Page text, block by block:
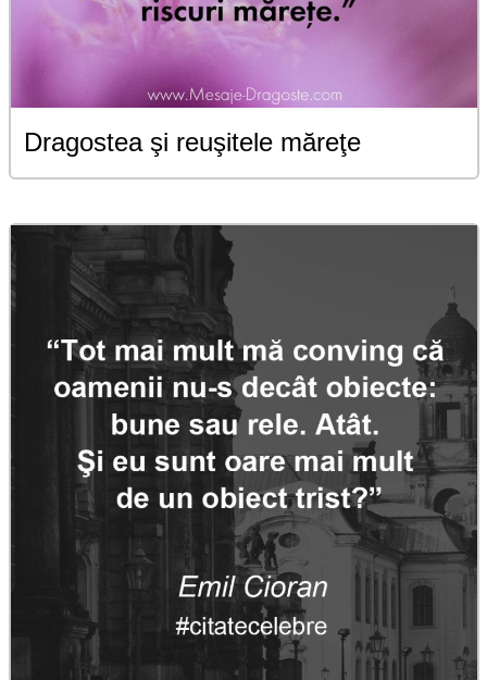
Dragostea şi reuşitele măreţe